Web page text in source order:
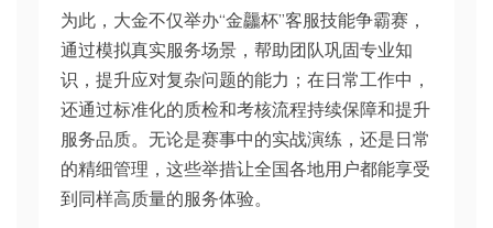
为此，大金不仅举办“金龘杯”客服技能争霸赛，
通过模拟真实服务场景，帮助团队巩固专业知
识，提升应对复杂问题的能力；在日常工作中，
还通过标准化的质检和考核流程持续保障和提升
服务品质。无论是赛事中的实战演练，还是日常
的精细管理，这些举措让全国各地用户都能享受
到同样高质量的服务体验。